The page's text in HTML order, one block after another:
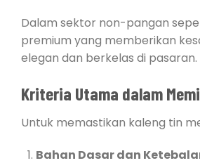
Dalam sektor non-pangan
premium yang memberikan
elegan dan berkelas di pasaran.
Kriteria Utama dalam
Untuk memastikan kaleng tin
Bahan Dasar dan